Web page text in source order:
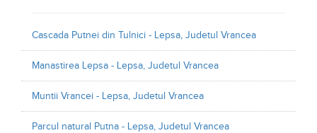
Cascada Putnei din Tulnici - Lepsa, Judetul Vrancea
Manastirea Lepsa - Lepsa, Judetul Vrancea
Muntii Vrancei - Lepsa, Judetul Vrancea
Parcul natural Putna - Lepsa, Judetul Vrancea